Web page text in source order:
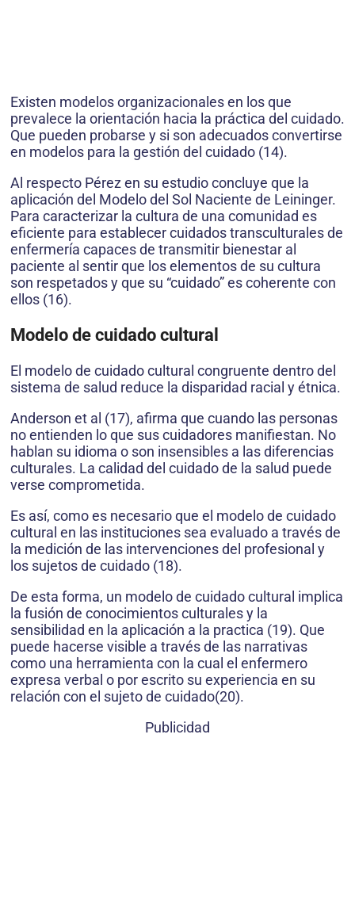
Existen modelos organizacionales en los que
prevalece la orientación hacia la práctica del cuidado.
Que pueden probarse y si son adecuados convertirse
en modelos para la gestión del cuidado (14).
Al respecto Pérez en su estudio concluye que la
aplicación del Modelo del Sol Naciente de Leininger.
Para caracterizar la cultura de una comunidad es
eficiente para establecer cuidados transculturales de
enfermería capaces de transmitir bienestar al
paciente al sentir que los elementos de su cultura
son respetados y que su “cuidado” es coherente con
ellos (16).
Modelo de cuidado cultural
El modelo de cuidado cultural congruente dentro del
sistema de salud reduce la disparidad racial y étnica.
Anderson et al (17), afirma que cuando las personas
no entienden lo que sus cuidadores manifiestan. No
hablan su idioma o son insensibles a las diferencias
culturales. La calidad del cuidado de la salud puede
verse comprometida.
Es así, como es necesario que el modelo de cuidado
cultural en las instituciones sea evaluado a través de
la medición de las intervenciones del profesional y
los sujetos de cuidado (18).
De esta forma, un modelo de cuidado cultural implica
la fusión de conocimientos culturales y la
sensibilidad en la aplicación a la practica (19). Que
puede hacerse visible a través de las narrativas
como una herramienta con la cual el enfermero
expresa verbal o por escrito su experiencia en su
relación con el sujeto de cuidado(20).
Publicidad